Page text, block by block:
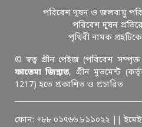
পরিবেশ দূষন ও জলবায়ু
পরিবেশ দূষন
পৃথিবী নামক
© স্বত্ব গ্রীন পেইজ (পরিবেশ
ফাতেমা জিন্নাত, গ্রীন মুভমেন্ট
1217) হতে প্রকাশিত ও প্রচারিত
ফোন: +৮৮ ০১৭৬৬ ৮১১০২২ ||